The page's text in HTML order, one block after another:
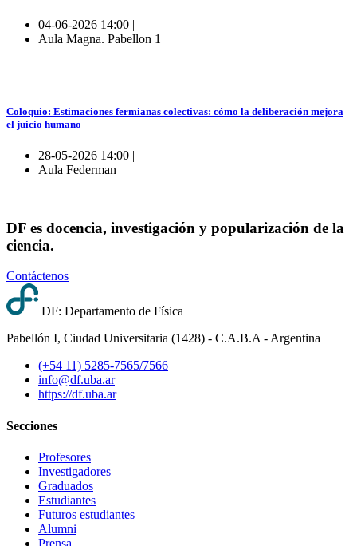
04-06-2026 14:00 |
Aula Magna. Pabellon 1
Coloquio: Estimaciones fermianas colectivas: cómo la deliberación mejora
el juicio humano
28-05-2026 14:00 |
Aula Federman
DF es docencia, investigación y popularización de la
ciencia.
Contáctenos
DF: Departamento de Física
Pabellón I, Ciudad Universitaria (1428) - C.A.B.A - Argentina
(+54 11) 5285-7565/7566
info@df.uba.ar
https://df.uba.ar
Secciones
Profesores
Investigadores
Graduados
Estudiantes
Futuros estudiantes
Alumni
Prensa